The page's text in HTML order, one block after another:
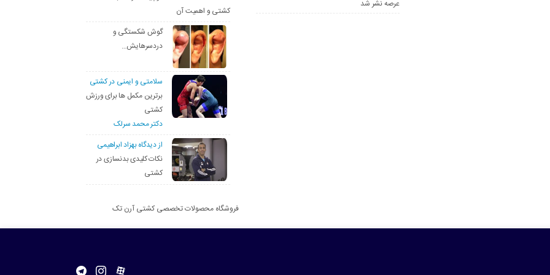
عرصه نشر شد
کشتی و اهمیت آن
گوش شکستگی و
دردسرهایش…
سلامتی و ایمنی در کشتی
برترین مکمل ها برای ورزش
کشتی
دکتر محمد سرلک
از دیدگاه بهزاد ابراهیمی
نکات کلیدی بدنسازی در
کشتی
فروشگاه محصولات تخصصی کشتی آرن تک